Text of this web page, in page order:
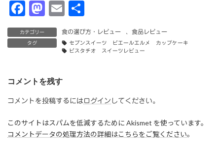
F
a
c
o
o
k
M
a
st
o
n
E
ai
l
カテゴリー 食の選び方・レビュー 食品レビュー
タグ
セブンスイーツ ピエールエルメ カップケーキ
ピスタチオ スイーツレビュー
コメントを残す
コメントを投稿するには ログイン してください。
このサイトはスパムを低減するために Akismet を使っています。
コメントデータの処理方法の詳細はこちらをご覧ください。